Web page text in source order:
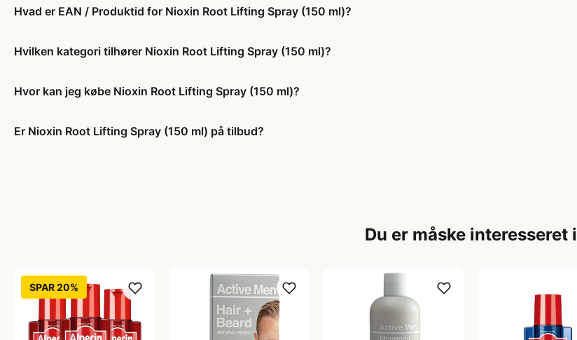
Hvad er EAN / Produktid for Nioxin Root Lifting Spray (150 ml)?
Hvilken kategori tilhører Nioxin Root Lifting Spray (150 ml)?
Hvor kan jeg købe Nioxin Root Lifting Spray (150 ml)?
Er Nioxin Root Lifting Spray (150 ml) på tilbud?
Du er måske interesseret i
SPAR 20%